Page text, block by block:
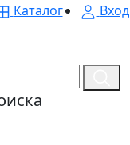
Каталог Вход